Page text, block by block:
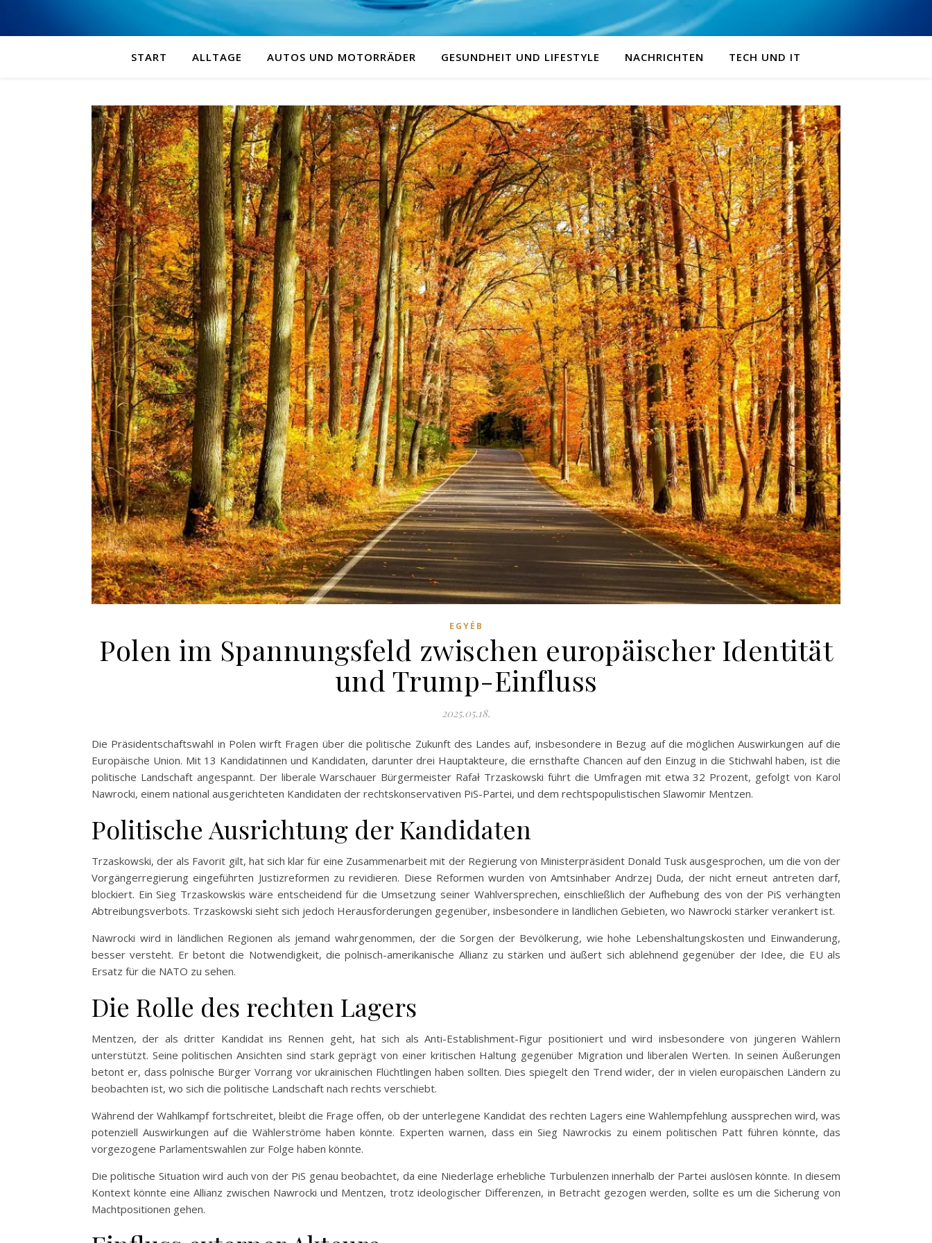
START ALLTAGE AUTOS UND MOTORRÄDER GESUNDHEIT UND LIFESTYLE NACHRICHTEN TECH UND IT
EGYÉB
Polen im Spannungsfeld zwischen europäischer Identität
und Trump-Einfluss
2025.05.18.
Die Präsidentschaftswahl in Polen wirft Fragen über die politische Zukunft des Landes auf, insbesondere in Bezug auf die möglichen Auswirkungen auf die
Europäische Union. Mit 13 Kandidatinnen und Kandidaten, darunter drei Hauptakteure, die ernsthafte Chancen auf den Einzug in die Stichwahl haben, ist die
politische Landschaft angespannt. Der liberale Warschauer Bürgermeister Rafał Trzaskowski führt die Umfragen mit etwa 32 Prozent, gefolgt von Karol
Nawrocki, einem national ausgerichteten Kandidaten der rechtskonservativen PiS-Partei, und dem rechtspopulistischen Slawomir Mentzen.
Politische Ausrichtung der Kandidaten
Trzaskowski, der als Favorit gilt, hat sich klar für eine Zusammenarbeit mit der Regierung von Ministerpräsident Donald Tusk ausgesprochen, um die von der
Vorgängerregierung eingeführten Justizreformen zu revidieren. Diese Reformen wurden von Amtsinhaber Andrzej Duda, der nicht erneut antreten darf,
blockiert. Ein Sieg Trzaskowskis wäre entscheidend für die Umsetzung seiner Wahlversprechen, einschließlich der Aufhebung des von der PiS verhängten
Abtreibungsverbots. Trzaskowski sieht sich jedoch Herausforderungen gegenüber, insbesondere in ländlichen Gebieten, wo Nawrocki stärker verankert ist.
Nawrocki wird in ländlichen Regionen als jemand wahrgenommen, der die Sorgen der Bevölkerung, wie hohe Lebenshaltungskosten und Einwanderung,
besser versteht. Er betont die Notwendigkeit, die polnisch-amerikanische Allianz zu stärken und äußert sich ablehnend gegenüber der Idee, die EU als
Ersatz für die NATO zu sehen.
Die Rolle des rechten Lagers
Mentzen, der als dritter Kandidat ins Rennen geht, hat sich als Anti-Establishment-Figur positioniert und wird insbesondere von jüngeren Wählern
unterstützt. Seine politischen Ansichten sind stark geprägt von einer kritischen Haltung gegenüber Migration und liberalen Werten. In seinen Äußerungen
betont er, dass polnische Bürger Vorrang vor ukrainischen Flüchtlingen haben sollten. Dies spiegelt den Trend wider, der in vielen europäischen Ländern zu
beobachten ist, wo sich die politische Landschaft nach rechts verschiebt.
Während der Wahlkampf fortschreitet, bleibt die Frage offen, ob der unterlegene Kandidat des rechten Lagers eine Wahlempfehlung aussprechen wird, was
potenziell Auswirkungen auf die Wählerströme haben könnte. Experten warnen, dass ein Sieg Nawrockis zu einem politischen Patt führen könnte, das
vorgezogene Parlamentswahlen zur Folge haben könnte.
Die politische Situation wird auch von der PiS genau beobachtet, da eine Niederlage erhebliche Turbulenzen innerhalb der Partei auslösen könnte. In diesem
Kontext könnte eine Allianz zwischen Nawrocki und Mentzen, trotz ideologischer Differenzen, in Betracht gezogen werden, sollte es um die Sicherung von
Machtpositionen gehen.